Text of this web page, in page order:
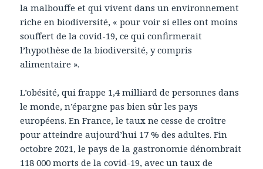
la malbouffe et qui vivent dans un environnement
riche en biodiversité, « pour voir si elles ont moins
souffert de la covid-19, ce qui confirmerait
l’hypothèse de la biodiversité, y compris
alimentaire ».
L’obésité, qui frappe 1,4 milliard de personnes dans
le monde, n’épargne pas bien sûr les pays
européens. En France, le taux ne cesse de croître
pour atteindre aujourd’hui 17 % des adultes. Fin
octobre 2021, le pays de la gastronomie dénombrait
118 000 morts de la covid-19, avec un taux de